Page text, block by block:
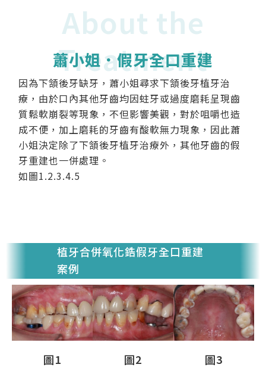
About the
Treatment
蕭小姐．假牙全口重建
因為下頷後牙缺牙，蕭小姐尋求下頷後牙植牙治
療，由於口內其他牙齒均因蛀牙或過度磨耗呈現齒
質鬆軟崩裂等現象，不但影響美觀，對於咀嚼也造
成不便，加上磨耗的牙齒有酸軟無力現象，因此蕭
小姐決定除了下頷後牙植牙治療外，其他牙齒的假
牙重建也一併處理。
如圖1.2.3.4.5
植牙合併氧化鋯假牙全口重建
案例
圖1 圖2 圖3